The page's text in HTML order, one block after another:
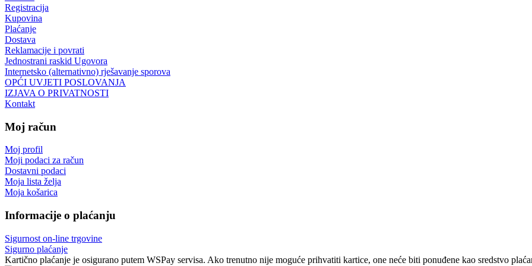
Registracija
Kupovina
Plaćanje
Dostava
Reklamacije i povrati
Jednostrani raskid Ugovora
Internetsko (alternativno) rješavanje sporova
OPĆI UVJETI POSLOVANJA
IZJAVA O PRIVATNOSTI
Kontakt
Moj račun
Moj profil
Moji podaci za račun
Dostavni podaci
Moja lista želja
Moja košarica
Informacije o plaćanju
Sigurnost on-line trgovine
Sigurno plaćanje
Kartično plaćanje je osigurano putem WSPay servisa. Ako trenutno nije moguće prihvatiti kartice, one neće biti ponuđene kao sredstvo